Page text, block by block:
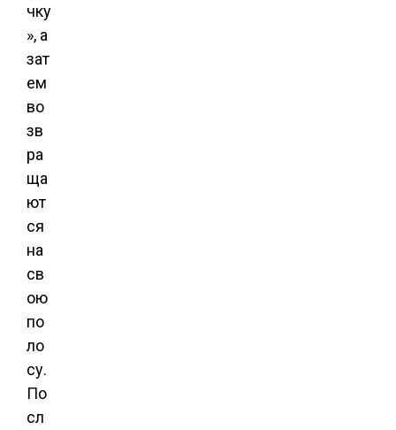
чку
», а
зат
ем
во
зв
ра
ща
ют
ся
на
св
ою
по
ло
су.
По
сл